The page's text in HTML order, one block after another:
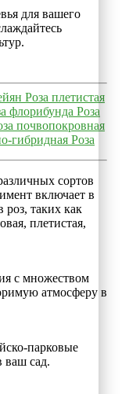
для вашего
Роза плетистая
флорибунда Роза
почвопокровная
гибридная Роза
сортов
включает в
роз, таких как
плетистая,
с множеством
атмосферу в
парковые
ваш сад.